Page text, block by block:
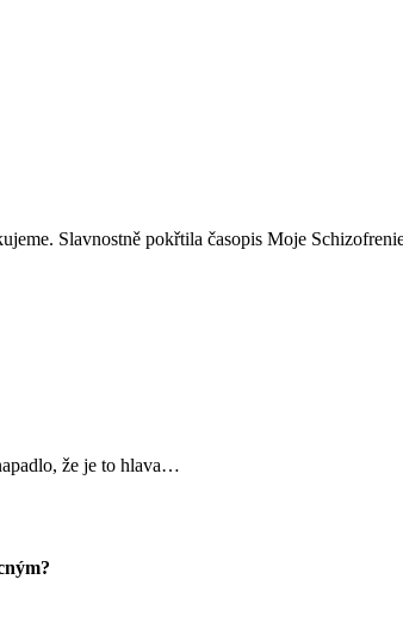
Slavnostně pokřtila časopis Moje
že je to hlava…